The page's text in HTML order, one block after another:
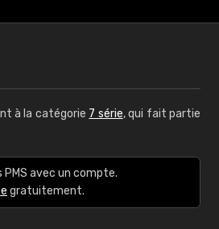
à la catégorie 7 série, qui fait partie
avec un compte.
gratuitement.